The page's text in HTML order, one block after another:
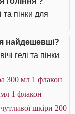
та пінки для
найдешевші?
гелі та пінки
300 мл 1 флакон
1 флакон
шкіри 200